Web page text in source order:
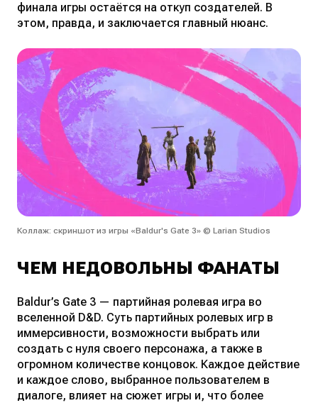
финала игры остаётся на откуп создателей. В
этом, правда, и заключается главный нюанс.
Коллаж: скриншот из игры «Baldur's Gate 3» © Larian Studios
ЧЕМ НЕДОВОЛЬНЫ ФАНАТЫ
Baldur’s Gate 3 — партийная ролевая игра во
вселенной D&D. Суть партийных ролевых игр в
иммерсивности, возможности выбрать или
создать с нуля своего персонажа, а также в
огромном количестве концовок. Каждое действие
и каждое слово, выбранное пользователем в
диалоге, влияет на сюжет игры и, что более